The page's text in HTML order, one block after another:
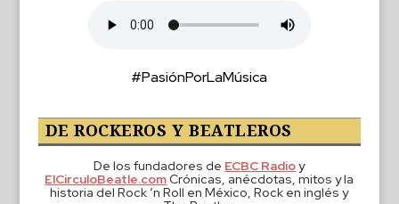
#PasiónPorLaMúsica
DE ROCKEROS Y BEATLEROS
De los fundadores de ECBC Radioy
ElCirculoBeatle.comCrónicas, anécdotas, mitos y la
historia del Rock ‘n Roll en México, Rock en inglés y